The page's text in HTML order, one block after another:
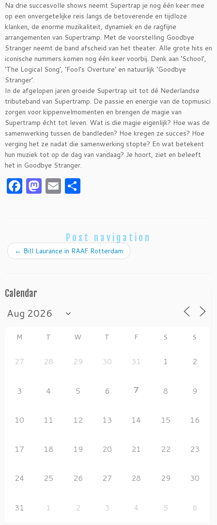
Na drie succesvolle shows neemt Supertrap je nog één keer mee
op een onvergetelijke reis langs de betoverende en tijdloze
klanken, de enorme muzikaliteit, dynamiek en de ragfijne
arrangementen van Supertramp. Met de voorstelling Goodbye
Stranger neemt de band afscheid van het theater. Alle grote hits en
iconische nummers komen nog één keer voorbij. Denk aan ‘School’,
‘The Logical Song’, ‘Fool’s Overture’ en natuurlijk ‘Goodbye
Stranger’.
In de afgelopen jaren groeide Supertrap uit tot dé Nederlandse
tributeband van Supertramp. De passie en energie van de topmusici
zorgen voor kippenvelmomenten en brengen de magie van
Supertramp écht tot leven. Wat is die magie eigenlijk? Hoe was de
samenwerking tussen de bandleden? Hoe kregen ze succes? Hoe
verging het ze nadat die samenwerking stopte? En wat betekent
hun muziek tot op de dag van vandaag? Je hoort, ziet en beleeft
het in Goodbye Stranger.
F
a
b
o
k
M
as
o
n
E
m
e
Post navigation
← Bill Laurance in RAAF Rotterdam
Calendar
M T W T F S S
27 28 29 30 31 1 2
3 4 5 6 7 8 9
10 11 12 13 14 15 16
17 18 19 20 21 22 23
24 25 26 27 28 29 30
31 1 2 3 4 5 6